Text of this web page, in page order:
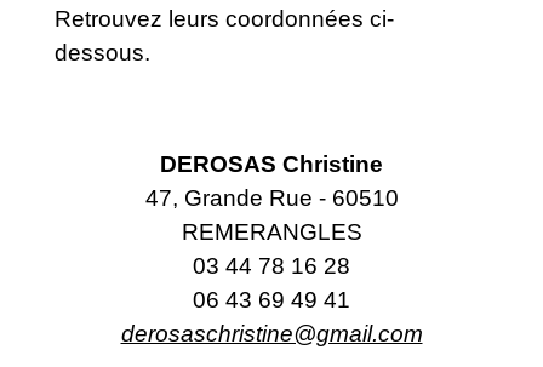
Retrouvez leurs coordonnées ci-
dessous.
DEROSAS Christine
47, Grande Rue - 60510
REMERANGLES
03 44 78 16 28
06 43 69 49 41
derosaschristine@gmail.com